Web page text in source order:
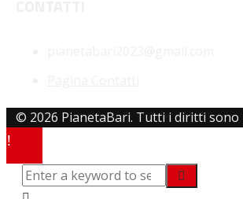
© 2026 PianetaBari. Tutti i diritti sono